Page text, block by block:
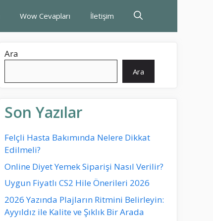
Wow Cevapları İletişim
Ara
Ara
Son Yazılar
Felçli Hasta Bakımında Nelere Dikkat
Edilmeli?
Online Diyet Yemek Siparişi Nasıl Verilir?
Uygun Fiyatlı CS2 Hile Önerileri 2026
2026 Yazında Plajların Ritmini Belirleyin:
Ayyıldız ile Kalite ve Şıklık Bir Arada